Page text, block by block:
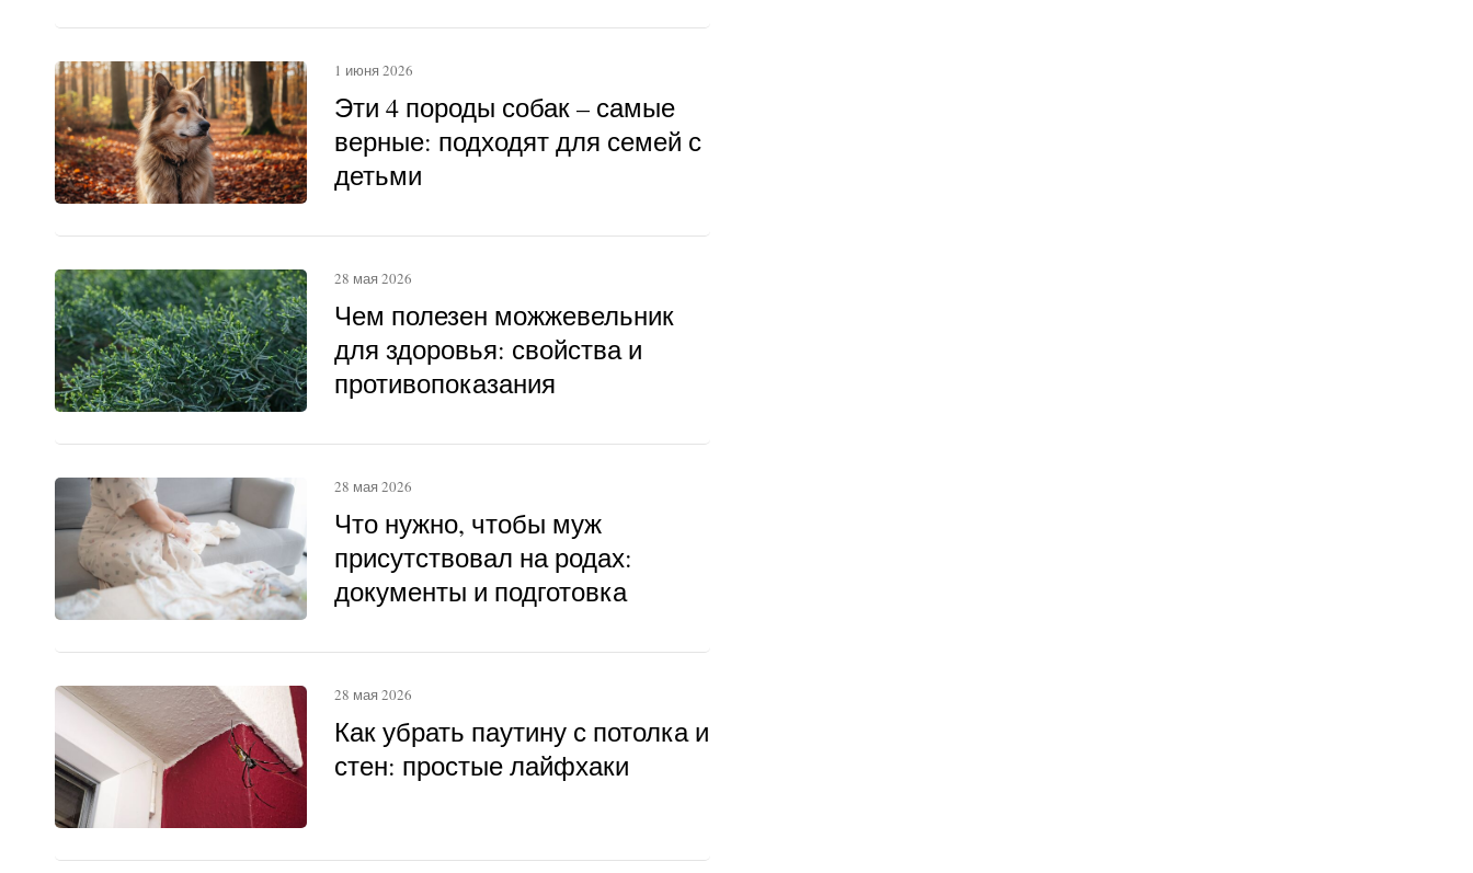
Эти 4 породы собак – самые
верные: подходят для семей с
детьми
1 июня 2026
Чем полезен можжевельник
для здоровья: свойства и
противопоказания
28 мая 2026
Что нужно, чтобы муж
присутствовал на родах:
документы и подготовка
28 мая 2026
Как убрать паутину с потолка и
стен: простые лайфхаки
28 мая 2026